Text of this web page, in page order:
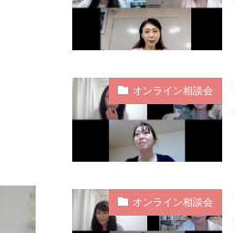
オンライン相談会
オンライン相談会